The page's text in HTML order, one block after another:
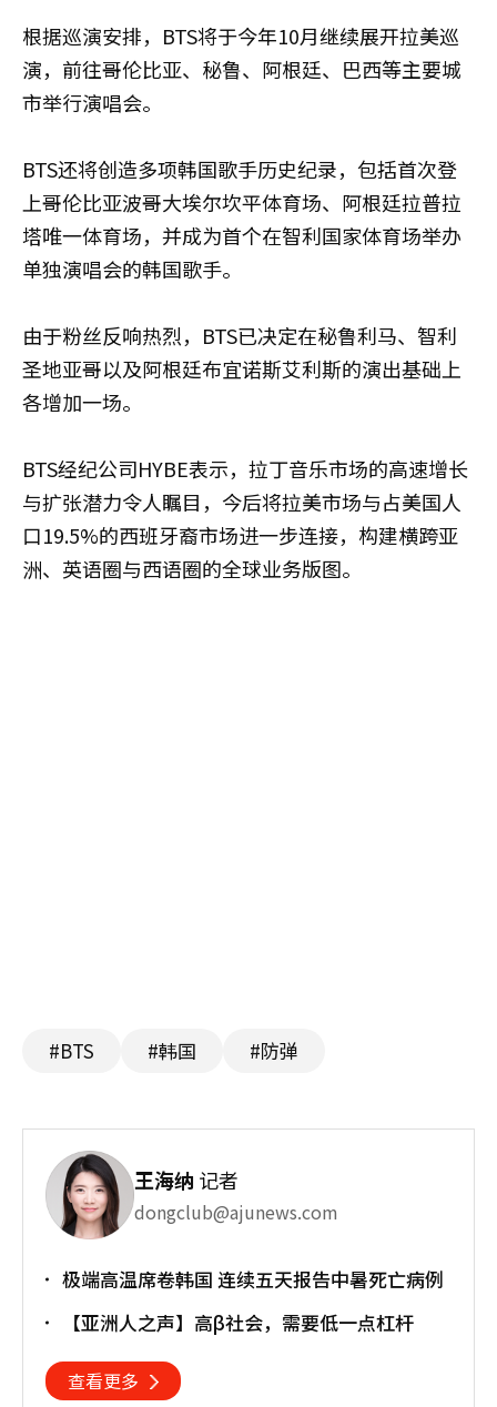
根据巡演安排，BTS将于今年10月继续展开拉美巡
演，前往哥伦比亚、秘鲁、阿根廷、巴西等主要城
市举行演唱会。
BTS还将创造多项韩国歌手历史纪录，包括首次登
上哥伦比亚波哥大埃尔坎平体育场、阿根廷拉普拉
塔唯一体育场，并成为首个在智利国家体育场举办
单独演唱会的韩国歌手。
由于粉丝反响热烈，BTS已决定在秘鲁利马、智利
圣地亚哥以及阿根廷布宜诺斯艾利斯的演出基础上
各增加一场。
BTS经纪公司HYBE表示，拉丁音乐市场的高速增长
与扩张潜力令人瞩目，今后将拉美市场与占美国人
口19.5%的西班牙裔市场进一步连接，构建横跨亚
洲、英语圈与西语圈的全球业务版图。
#BTS #韩国 #防弹
王海纳 记者
dongclub@ajunews.com
极端高温席卷韩国 连续五天报告中暑死亡病例
【亚洲人之声】高β社会，需要低一点杠杆
查看更多